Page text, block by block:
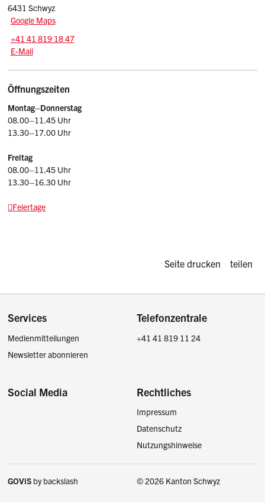
6431 Schwyz
Google Maps
Tel.:
+41 41 819 18 47
E-Mail: jagd
E-Mail
Öffnungszeiten
Montag–Donnerstag
08.00–11.45 Uhr
13.30–17.00 Uhr
Freitag
08.00–11.45 Uhr
13.30–16.30 Uhr
Feiertage
Diese Seite
Seite drucken teilen
Footer
Services
Medienmitteilungen
Newsletter abonnieren
Telefonzentrale
+41 41 819 11 24
Social Media Rechtliches
Impressum
Datenschutz
Nutzungshinweise
GOViS bybackslash © 2026 Kanton Schwyz